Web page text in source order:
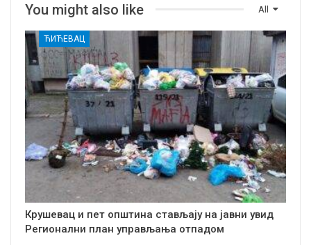
All
You might also like
ЋИЋЕВАЦ
Крушевац и пет општина стављају на јавни увид
Регионални план управљања отпадом